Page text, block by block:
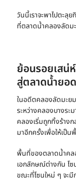
วันนี้เราจะพาไปตะ
ที่ตลาดน้ำคลองลัดม
ย้อนรอยเสน่
สู่ตลาดน้ำยอ
ในอดีตคลองลัดมะย
ระหว่างคลองบางระ
คลองเริ่มถูกทิ้งร้าง
มาอีกครั้งเพื่อให้เป็
พื้นที่ของตลาดน้ำค
เอกลักษณ์ต่างกัน โซ
ขณะที่โซนใหม่ ๆ จะ